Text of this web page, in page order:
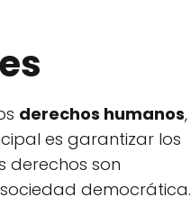
derechos humanos,
es garantizar los
derechos son
democrática.